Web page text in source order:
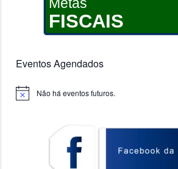
FISCAIS
Eventos Agendados
Notice Não há eventos futuros.